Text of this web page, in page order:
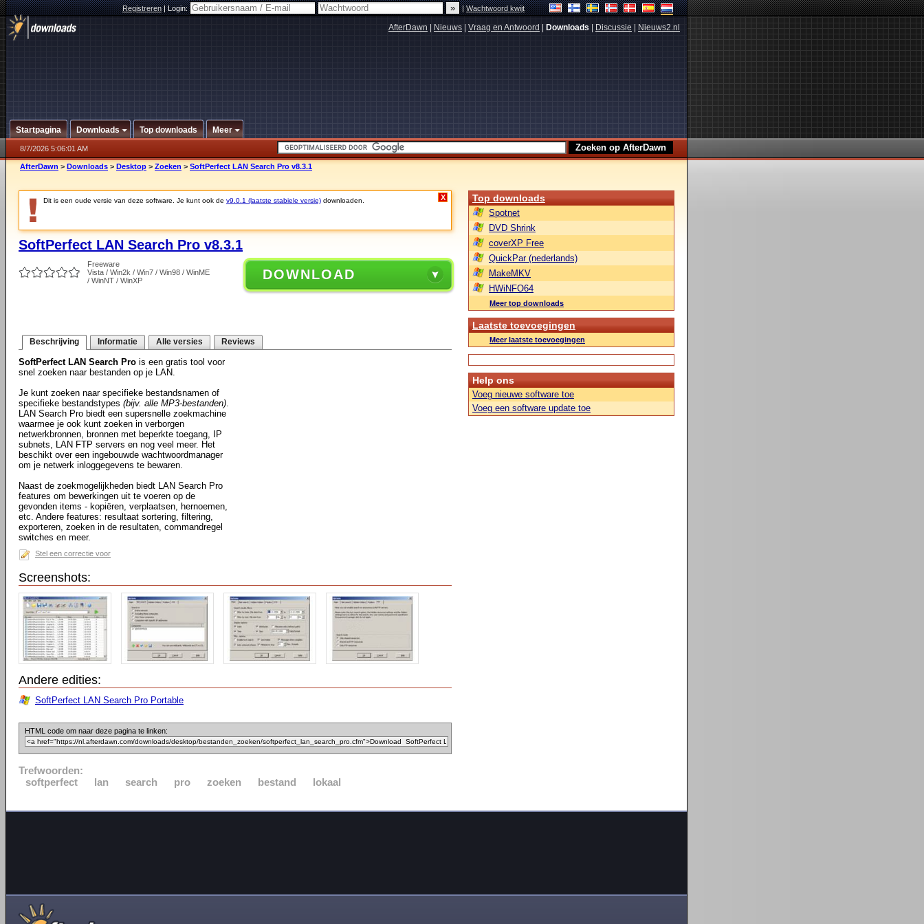
Registreren|Login: |Wachtwoord kwijt
AfterDawn Nieuws Vraag en Antwoord Downloads Discussie Nieuws2.nl
Startpagina Downloads Top downloads Meer
8/7/2026 5:06:01 AM
AfterDawn > Downloads > Desktop > Zoeken > SoftPerfect LAN Search Pro v8.3.1
Dit is een oude versie van deze software. Je kunt ook de v9.0.1 (laatste stabiele versie) downloaden. X
SoftPerfect LAN Search Pro v8.3.1
Freeware
Vista / Win2k / Win7 / Win98 / WinME
/ WinNT / WinXP
DOWNLOAD
Beschrijving Informatie Alle versies Reviews
SoftPerfect LAN Search Pro is een gratis tool voor
snel zoeken naar bestanden op je LAN.
Je kunt zoeken naar specifieke bestandsnamen of
specifieke bestandstypes (bijv. alle MP3-bestanden).
LAN Search Pro biedt een supersnelle zoekmachine
waarmee je ook kunt zoeken in verborgen
netwerkbronnen, bronnen met beperkte toegang, IP
subnets, LAN FTP servers en nog veel meer. Het
beschikt over een ingebouwde wachtwoordmanager
om je netwerk inloggegevens te bewaren.
Naast de zoekmogelijkheden biedt LAN Search Pro
features om bewerkingen uit te voeren op de
gevonden items - kopiëren, verplaatsen, hernoemen,
etc. Andere features: resultaat sortering, filtering,
exporteren, zoeken in de resultaten, commandregel
switches en meer.
Stel een correctie voor
Screenshots:
Andere edities:
SoftPerfect LAN Search Pro Portable
HTML code om naar deze pagina te linken:
Trefwoorden:
softperfect
lan search pro zoeken bestand lokaal
Top downloads
Spotnet
DVD Shrink
coverXP Free
QuickPar (nederlands)
MakeMKV
HWiNFO64
Meer top downloads
Laatste toevoegingen
Meer laatste toevoegingen
Help ons
Voeg nieuwe software toe
Voeg een software update toe